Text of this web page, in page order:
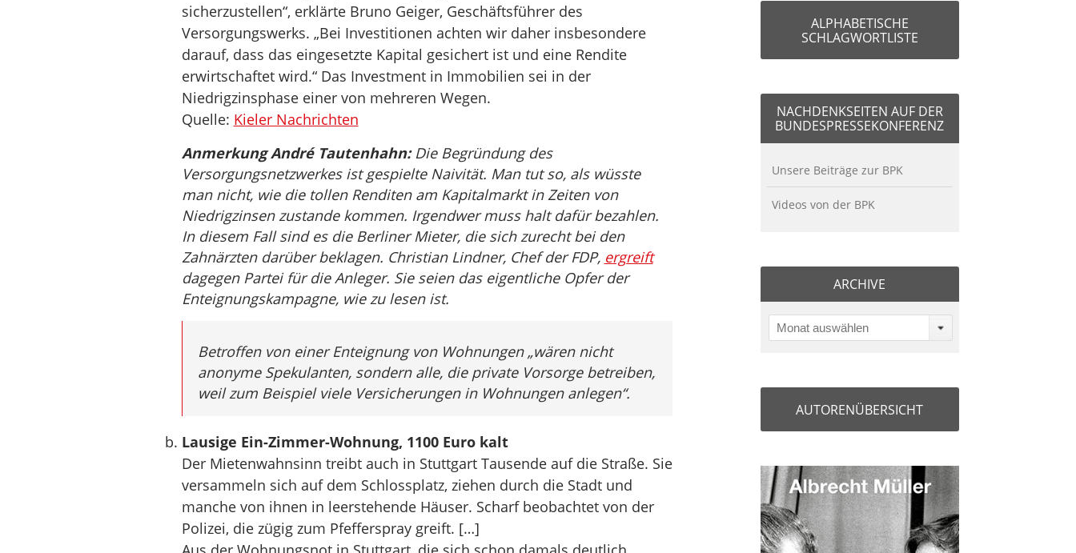
sicherzustellen“, erklärte Bruno Geiger, Geschäftsführer des
Versorgungswerks. „Bei Investitionen achten wir daher insbesondere
darauf, dass das eingesetzte Kapital gesichert ist und eine Rendite
erwirtschaftet wird.“ Das Investment in Immobilien sei in der
Niedrigzinsphase einer von mehreren Wegen.
Quelle: Kieler Nachrichten
Anmerkung André Tautenhahn:Die Begründung des
Versorgungsnetzwerkes ist gespielte Naivität. Man tut so, als wüsste
man nicht, wie die tollen Renditen am Kapitalmarkt in Zeiten von
Niedrigzinsen zustande kommen. Irgendwer muss halt dafür bezahlen.
In diesem Fall sind es die Berliner Mieter, die sich zurecht bei den
Zahnärzten darüber beklagen. Christian Lindner, Chef der FDP, ergreift
dagegen Partei für die Anleger. Sie seien das eigentliche Opfer der
Enteignungskampagne, wie zu lesen ist.
Betroffen von einer Enteignung von Wohnungen „wären nicht
anonyme Spekulanten, sondern alle, die private Vorsorge betreiben,
weil zum Beispiel viele Versicherungen in Wohnungen anlegen“.
Lausige Ein-Zimmer-Wohnung, 1100 Euro kalt
Der Mietenwahnsinn treibt auch in Stuttgart Tausende auf die Straße. Sie
versammeln sich auf dem Schlossplatz, ziehen durch die Stadt und
manche von ihnen in leerstehende Häuser. Scharf beobachtet von der
Polizei, die zügig zum Pfefferspray greift. […]
ALPHABETISCHE
SCHLAGWORTLISTE
NACHDENKSEITEN AUF DER
BUNDESPRESSEKONFERENZ
Unsere Beiträge zur BPK
Videos von der BPK
ARCHIVE
Monat auswählen
AUTORENÜBERSICHT